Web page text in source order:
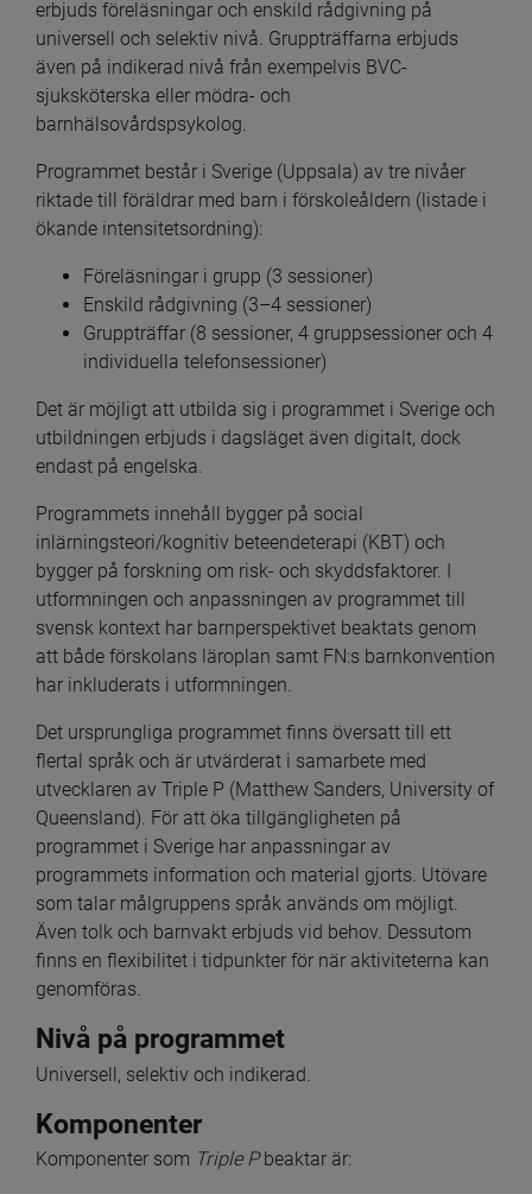
erbjuds föreläsningar och enskild rådgivning på
universell och selektiv nivå. Gruppträffarna erbjuds
även på indikerad nivå från exempelvis BVC-
sjuksköterska eller mödra- och
barnhälsovårdspsykolog.
Programmet består i Sverige (Uppsala) av tre nivåer
riktade till föräldrar med barn i förskoleåldern (listade i
ökande intensitetsordning):
Föreläsningar i grupp (3 sessioner)
Enskild rådgivning (3–4 sessioner)
Gruppträffar (8 sessioner, 4 gruppsessioner och 4
individuella telefonsessioner)
Det är möjligt att utbilda sig i programmet i Sverige och
utbildningen erbjuds i dagsläget även digitalt, dock
endast på engelska.
Programmets innehåll bygger på social
inlärningsteori/kognitiv beteendeterapi (KBT) och
bygger på forskning om risk- och skyddsfaktorer. I
utformningen och anpassningen av programmet till
svensk kontext har barnperspektivet beaktats genom
att både förskolans läroplan samt FN:s barnkonvention
har inkluderats i utformningen.
Det ursprungliga programmet finns översatt till ett
flertal språk och är utvärderat i samarbete med
utvecklaren av Triple P (Matthew Sanders, University of
Queensland). För att öka tillgängligheten på
programmet i Sverige har anpassningar av
programmets information och material gjorts. Utövare
som talar målgruppens språk används om möjligt.
Även tolk och barnvakt erbjuds vid behov. Dessutom
finns en flexibilitet i tidpunkter för när aktiviteterna kan
genomföras.
Nivå på programmet
Universell, selektiv och indikerad.
Komponenter
Komponenter som Triple P beaktar är: